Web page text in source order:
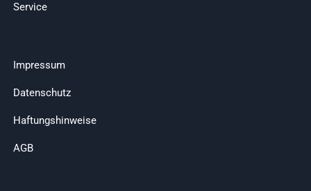
Service
Impressum
Datenschutz
Haftungshinweise
AGB